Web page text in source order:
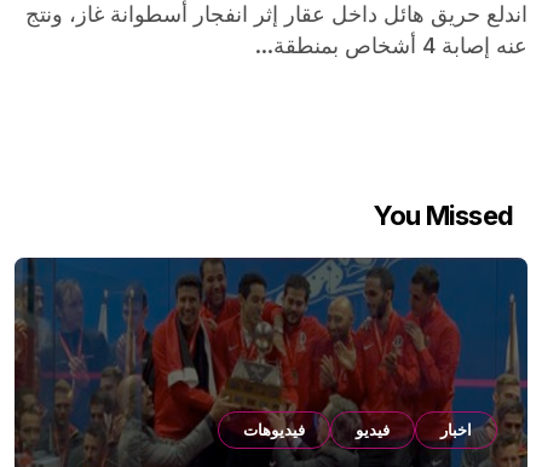
اندلع حريق هائل داخل عقار إثر انفجار أسطوانة غاز، ونتج
عنه إصابة 4 أشخاص بمنطقة...
You Missed
اخبار فيديو فيديوهات